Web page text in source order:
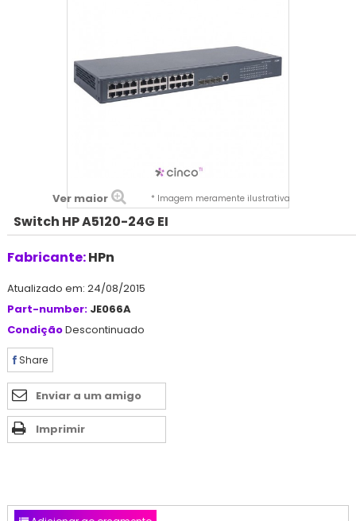
Ver maior * Imagem meramente ilustrativa
Switch HP A5120-24G EI
Fabricante:HPn
Atualizado em: 24/08/2015
Part-number: JE066A
CondiçãoDescontinuado
Share
Enviar a um amigo
Imprimir